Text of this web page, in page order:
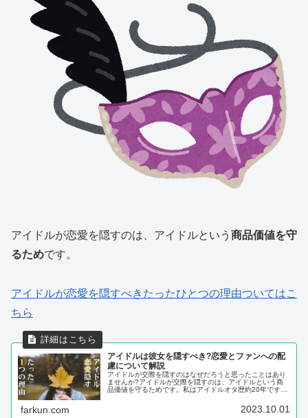
アイドルが恋愛を隠すのは、アイドルという 商品価値を守
るためです。
アイドルが恋愛を隠すべきたったひとつの理由ついてはこ
ちら
アイドルは彼女を隠すべき?恋愛とファンへの配
慮について解説
アイドルが交際を隠すのはなぜだろうと思ったことはあり
ませんか?アイドルが交際を隠すのは、アイドルという商
品価値を守るためです。私はアイドルオタ歴約20年です
farkun.com 2023.10.01